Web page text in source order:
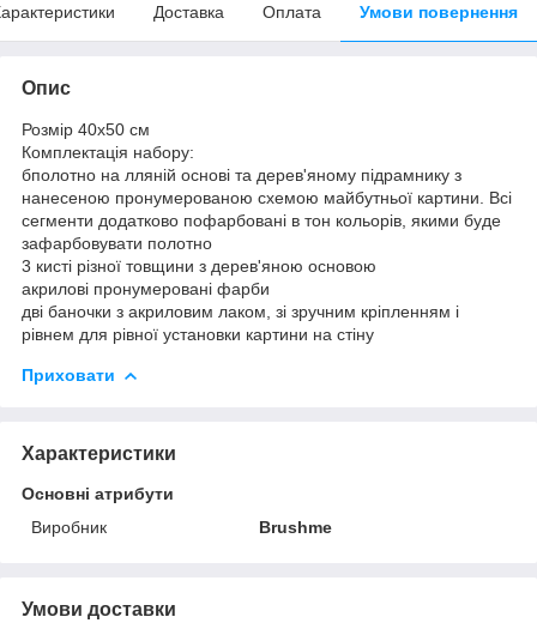
Доставка Оплата Умови повернення
Опис
Розмір 40x50 см
Комплектація набору:
бполотно на лляній основі та дерев'яному підрамнику з
нанесеною пронумерованою схемою майбутньої картини. Всі
сегменти додатково пофарбовані в тон кольорів, якими буде
зафарбовувати полотно
3 кисті різної товщини з дерев'яною основою
акрилові пронумеровані фарби
дві баночки з акриловим лаком, зі зручним кріпленням і
рівнем для рівної установки картини на стіну
Приховати
Характеристики
Основні атрибути
Виробник
Brushme
Умови доставки